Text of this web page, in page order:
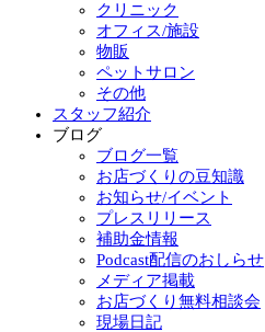
クリニック
オフィス/施設
物販
ペットサロン
その他
スタッフ紹介
ブログ
ブログ一覧
お店づくりの豆知識
お知らせ/イベント
プレスリリース
補助金情報
Podcast配信のおしらせ
メディア掲載
お店づくり無料相談会
現場日記